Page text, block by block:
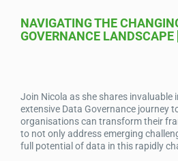
NAVIGATING THE
GOVERNANCE LANDSCAPE
Join Nicola as she shares invaluable
extensive Data Governance journey
organisations can transform their
to not only address emerging
full potential of data in this rapidly